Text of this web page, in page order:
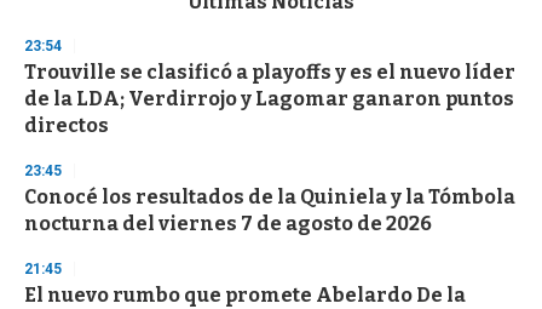
d
s
o
f
3
s
e
c
o
d
s
23:54
Trouville se clasificó a playoffs y es el nuevo líder
de la LDA; Verdirrojo y Lagomar ganaron puntos
directos
23:45
Conocé los resultados de la Quiniela y la Tómbola
nocturna del viernes 7 de agosto de 2026
21:45
El nuevo rumbo que promete Abelardo De la